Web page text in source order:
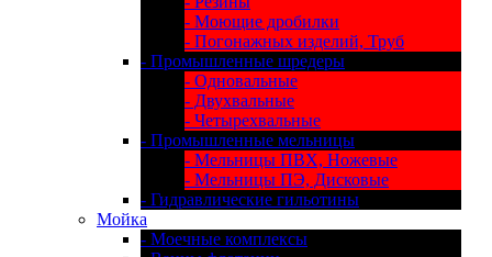
- Моющие дробилки
- Погонажных изделий, Труб
- Промышленные шредеры
- Одновальные
- Двухвальные
- Четырехвальные
- Промышленные мельницы
- Мельницы ПВХ, Ножевые
- Мельницы ПЭ, Дисковые
- Гидравлические гильотины
Мойка
- Моечные комплексы